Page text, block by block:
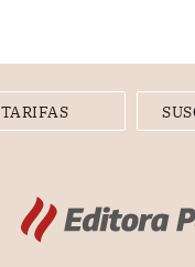
TARIFAS